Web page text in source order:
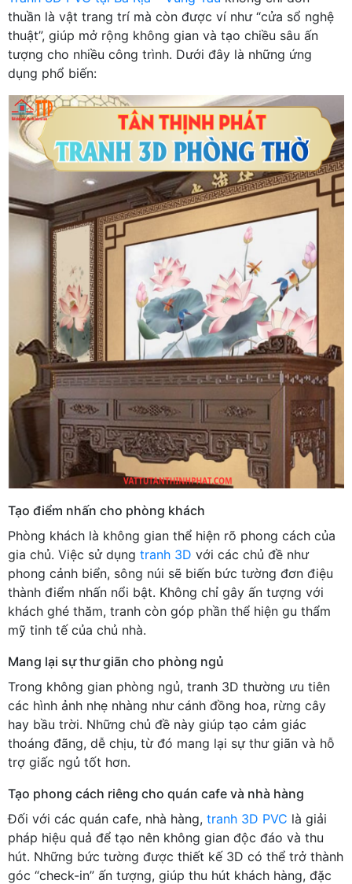
thuần là vật trang trí mà còn được ví như “cửa sổ nghệ
thuật”, giúp mở rộng không gian và tạo chiều sâu ấn
tượng cho nhiều công trình. Dưới đây là những ứng
dụng phổ biến:
Tạo điểm nhấn cho phòng khách
Phòng khách là không gian thể hiện rõ phong cách của
gia chủ. Việc sử dụng tranh 3D với các chủ đề như
phong cảnh biển, sông núi sẽ biến bức tường đơn điệu
thành điểm nhấn nổi bật. Không chỉ gây ấn tượng với
khách ghé thăm, tranh còn góp phần thể hiện gu thẩm
mỹ tinh tế của chủ nhà.
Mang lại sự thư giãn cho phòng ngủ
Trong không gian phòng ngủ, tranh 3D thường ưu tiên
các hình ảnh nhẹ nhàng như cánh đồng hoa, rừng cây
hay bầu trời. Những chủ đề này giúp tạo cảm giác
thoáng đãng, dễ chịu, từ đó mang lại sự thư giãn và hỗ
trợ giấc ngủ tốt hơn.
Tạo phong cách riêng cho quán cafe và nhà hàng
Đối với các quán cafe, nhà hàng, tranh 3D PVC là giải
pháp hiệu quả để tạo nên không gian độc đáo và thu
hút. Những bức tường được thiết kế 3D có thể trở thành
góc “check-in” ấn tượng, giúp thu hút khách hàng, đặc